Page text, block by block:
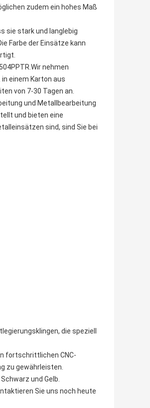
zudem ein hohes Maß
sie stark und langlebig
Farbe der Einsätze kann
nehmen
einem Karton aus
von 7-30 Tagen an.
und Metallbearbeitung
und bieten eine
sind, sind Sie bei
die speziell
fortschrittlichen CNC-
zu gewährleisten.
und Gelb.
Sie uns noch heute